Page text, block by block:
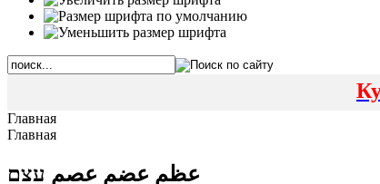
Главная
Главная
عظم عضم عصم עצם